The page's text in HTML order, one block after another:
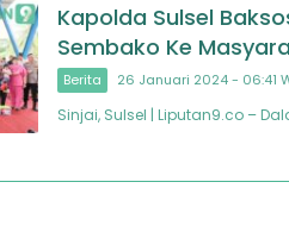
Kapolda Sulsel
Sembako Ke
Berita 26 Januari 2024 - 06:41
Sinjai, Sulsel | Liputan9.co –